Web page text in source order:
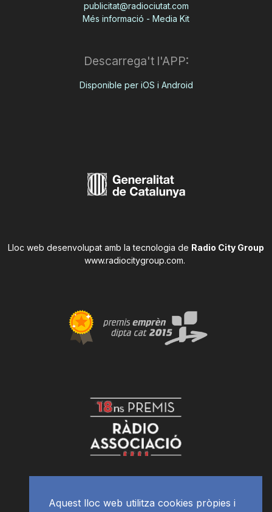
publicitat@radiociutat.com
Més informació - Media Kit
Descarrega't l'APP:
Disponible per iOS i Android
Lloc web desenvolupat amb la tecnologia de Radio City Group
www.radiocitygroup.com.
Aquest lloc web utilitza cookies pròpies i